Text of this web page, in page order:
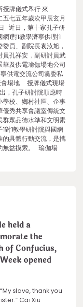
牌儀式舉行 來
七五年歲次甲辰玄月
近日，第十家孔子研
1對1教學濟寧供1對1
員、副院長袁汝旭，
孔祥安，副研討員武
及供電瑜伽場地公司
供電交流公司黨委私
會場地 授牌儀式現場
，孔子研討院順應時
校、鄉村社區、企事
秀共享會議室傳統文
眾品德水準和文明素
對1教學研討院與國網
具體行動交流，是攜
無益摸索。 瑜伽場
held a
the
of Confucius,
opened
slave, thank you
Cai Xiu